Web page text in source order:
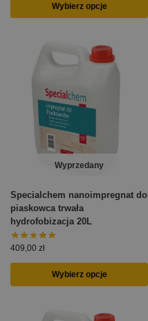
Wybierz opcje
Wyprzedany
Specialchem nanoimpregnat do
piaskowca trwała
hydrofobizacja 20L
409,00 zł
Wybierz opcje